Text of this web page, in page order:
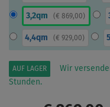
3,2qm ( € 869,00)
4,4qm ( € 929,00)
AUF LAGER
Wir
Stunden.